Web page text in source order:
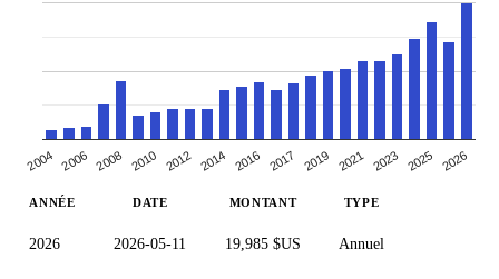
2004 2006 2008 2010 2012 2014 2016 2017 2019 2021 2023 2025 2026
ANNÉE DATE MONTANT TYPE
2026 2026-05-11 19,985 $US Annuel